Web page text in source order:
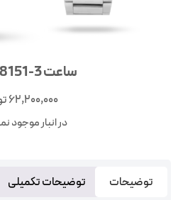
ساعت Laxmi 8151-3
62,200,000
در انبار موجود
توضیحات توضیحات تکمیلی